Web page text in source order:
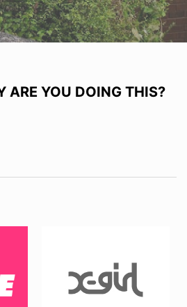
ARE YOU DOING THIS?